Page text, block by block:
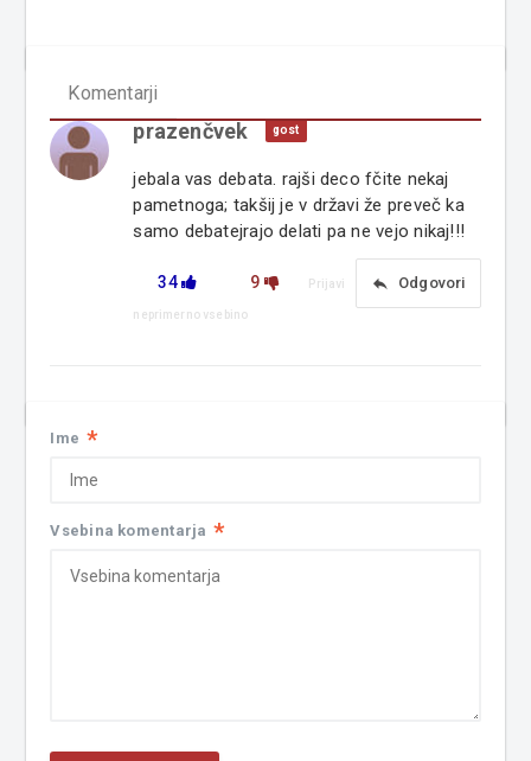
Komentarji
prazenčvek gost
jebala vas debata. rajši deco fčite nekaj
pametnoga; takšij je v državi že preveč ka
samo debatejrajo delati pa ne vejo nikaj!!!
34 9 reply Odgovori
Prijavi
neprimerno vsebino
Ime *
Vsebina komentarja *